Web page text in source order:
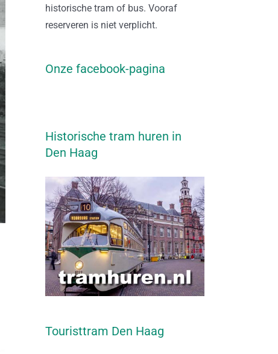
historische tram of bus. Vooraf
reserveren is niet verplicht.
Onze facebook-pagina
Historische tram huren in
Den Haag
Touristtram Den Haag